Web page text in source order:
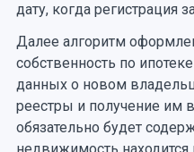
дату, когда регистрация
Далее алгоритм
собственность по
данных о новом
реестры и получение им
обязательно будет